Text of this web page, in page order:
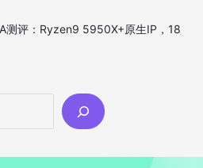
测评：Ryzen9 5950X+原生IP，18